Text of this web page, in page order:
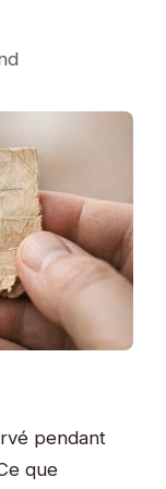
pendant
que